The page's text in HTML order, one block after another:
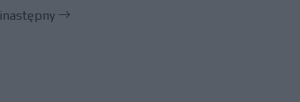
następny